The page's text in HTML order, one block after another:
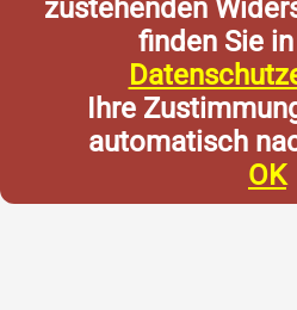
zustehenden
finden Sie
Ihre
automatisch
OK